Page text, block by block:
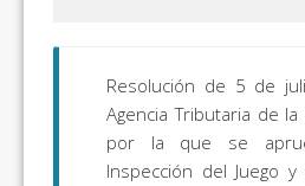
Resolución de 5 de
Agencia Tributaria de
por la que se
Inspección del Juego